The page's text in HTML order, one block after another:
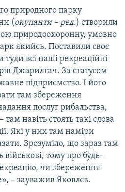
природного парку
(окупанти – ред.) створили
природоохоронну, умовно
якийсь. Поставили своє
туди всі наші рекреаційні
Джарилгач. За статусом
підприємство. І його
там збереження
послуг рибальства,
навіть стоять такі слова
Які у них там наміри
Зрозуміло, що зараз там
військові, тому про будь-
чи збереження
– зауважив Яковлєв.